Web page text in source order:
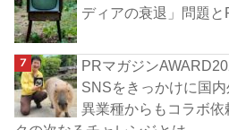
ディアの衰退」問題と
PRマガジン
SNSをきっかけに国
異業種からもコラボ